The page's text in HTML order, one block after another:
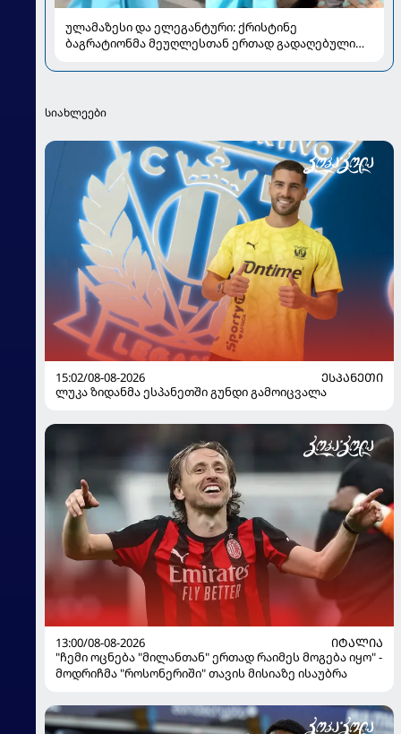
ულამაზესი და ელეგანტური: ქრისტინე
ბაგრატიონმა მეუღლესთან ერთად გადაღებული
სიახლეები
15:02/08-08-2026
ᲔᲡᲞᲐᲜᲔᲗᲘ
ლუკა ზიდანმა ესპანეთში გუნდი გამოიცვალა
13:00/08-08-2026
ᲘᲢᲐᲚᲘᲐ
"ჩემი ოცნება "მილანთან" ერთად რაიმეს მოგება იყო" -
მოდრიჩმა "როსონერიში" თავის მისიაზე ისაუბრა